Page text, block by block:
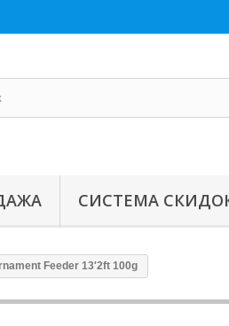
СИСТЕМА
Feeder 13'2ft 100g